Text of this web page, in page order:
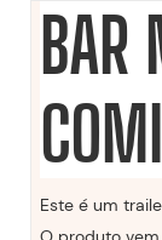
BAR
Este é um